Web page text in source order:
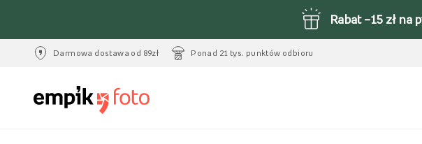
Rabat –15 zł na
Darmowa dostawa od 89zł Ponad 21 tys. punktów odbioru